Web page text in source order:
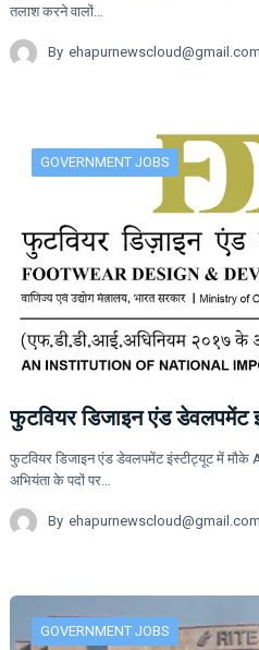
तलाश करने वालों…
By ehapurnewscloud@gmail.com
GOVERNMENT JOBS
फुटवियर डिजाइन एंड डेवलपमेंट
फुटवियर डिजाइन एंड डेवलपमेंट इंस्टीट्यूट में मौके
अभियंता के पदों पर…
By ehapurnewscloud@gmail.com
GOVERNMENT JOBS